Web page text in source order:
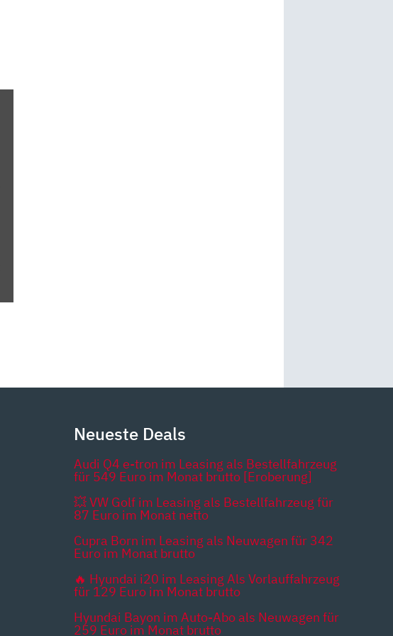
Neueste Deals
Audi Q4 e-tron im Leasing als Bestellfahrzeug
für 549 Euro im Monat brutto [Eroberung]
💥 VW Golf im Leasing als Bestellfahrzeug für
87 Euro im Monat netto
Cupra Born im Leasing als Neuwagen für 342
Euro im Monat brutto
🔥 Hyundai i20 im Leasing Als Vorlauffahrzeug
für 129 Euro im Monat brutto
Hyundai Bayon im Auto-Abo als Neuwagen für
259 Euro im Monat brutto